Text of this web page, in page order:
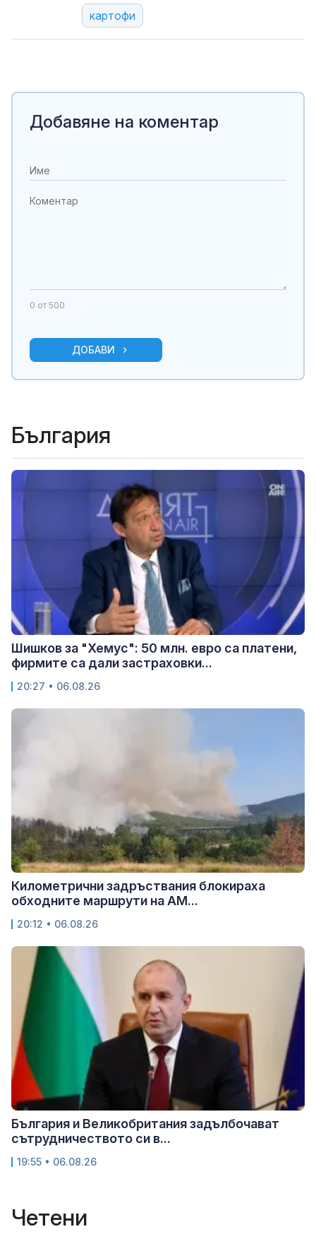
картофи
Добавяне на коментар
0 от 500
ДОБАВИ
България
Шишков за "Хемус": 50 млн. евро са платени,
фирмите са дали застраховки...
20:27 • 06.08.26
Километрични задръствания блокираха
обходните маршрути на АМ...
20:12 • 06.08.26
България и Великобритания задълбочават
сътрудничеството си в...
19:55 • 06.08.26
Четени